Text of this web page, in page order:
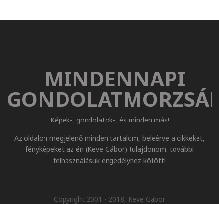
MINDENNAPI
Képek-, gondolatok-, és minden más!
Az oldalon megjelenő minden tartalom, beleérve a cikkeket,
fényképeket az én (Keve Gábor) tulajdonom. további
felhasználásuk engedélyhez kötött!
Copyright 2001 - 2018, Keve Gábor